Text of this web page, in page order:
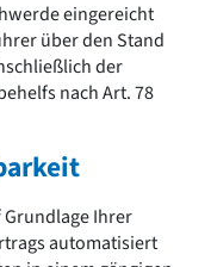
eingereicht
über den Stand
der
nach Art. 78
Grundlage Ihrer
automatisiert